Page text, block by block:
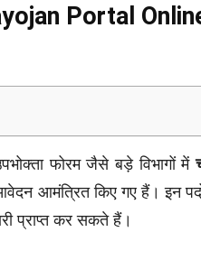
Portal
फोरम जैसे बड़े विभागों में
आमंत्रित किए गए हैं। इन
प्राप्त कर सकते हैं।